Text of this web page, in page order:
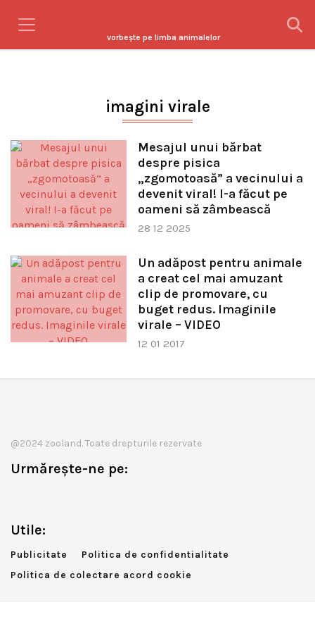
vorbeşte pe limba animalelor
imagini virale
Mesajul unui bărbat
despre pisica
„zgomotoasă” a vecinului a
devenit viral! I-a făcut pe
oameni să zâmbească
28 12 2025
Un adăpost pentru animale
a creat cel mai amuzant
clip de promovare, cu
buget redus. Imaginile
virale – VIDEO
12 01 2017
@2024 zooland. Toate drepturile rezervate
Urmărește-ne pe:
Utile:
Publicitate
Politica de confidentialitate
Politica de colectare acord cookie